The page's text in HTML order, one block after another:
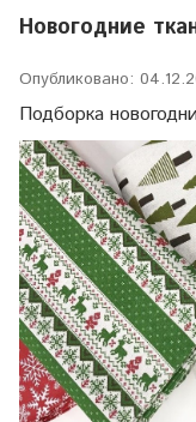
Новогодние
Опубликовано:
Подборка